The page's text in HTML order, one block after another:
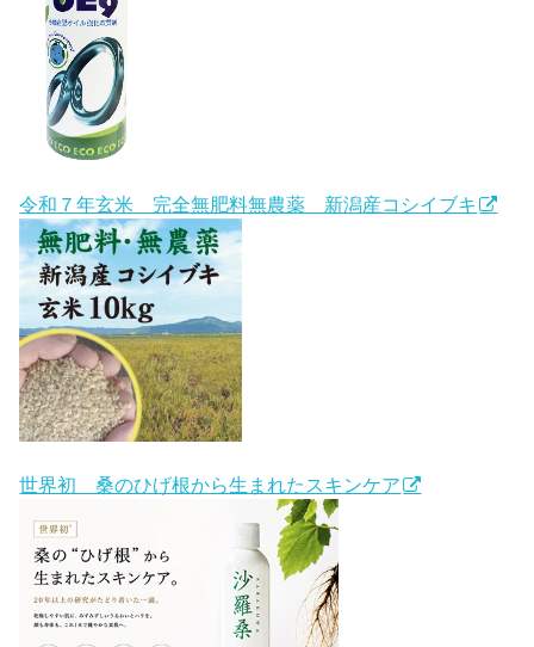
令和７年玄米 完全無肥料無農薬 新潟産コシイブキ
世界初 桑のひげ根から生まれたスキンケア